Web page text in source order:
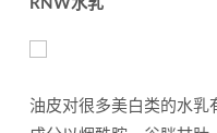
RNW水乳
油皮对很多美白类的水乳